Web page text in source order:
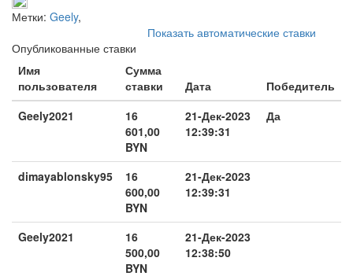
Метки: Geely,
Показать автоматические ставки
Опубликованные ставки
Имя
пользователя
Сумма
ставки
Дата
Победитель
Geely2021
16
601,00
BYN
21-Дек-2023
12:39:31
Да
dimayablonsky95
16
600,00
BYN
21-Дек-2023
12:39:31
Geely2021
16
500,00
BYN
21-Дек-2023
12:38:50